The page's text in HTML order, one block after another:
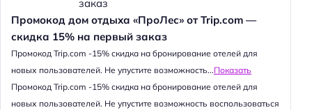
Промокод дом отдыха «ПроЛес» от Trip.com —
скидка 15% на первый заказ
Промокод Trip.com -15% скидка на бронирование отелей для
новых пользователей. Не упустите возможность...Показать
Промокод Trip.com -15% скидка на бронирование отелей для
новых пользователей. Не упустите возможность воспользоваться